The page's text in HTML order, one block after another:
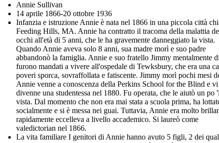
Annie Sullivan
14 aprile 1866-20 ottobre 1936
Infanzia e istruzione Annie è nata nel 1866 in una piccola città
Feeding Hills, MA. Annie ha contratto il tracoma della malattia
occhi all'età di 5 anni, che le ha gravemente danneggiato la vista.
Quando Annie aveva solo 8 anni, sua madre morì e suo padre
abbandonò la famiglia. Annie e suo fratello Jimmy mentalmente
furono mandati a vivere all'ospedale di Tewksbury, che era una
poveri sporca, sovraffollata e fatiscente. Jimmy morì pochi mesi
Annie venne a conoscenza della Perkins School for the Blind e vi
divenne una studentessa nel 1880. Fu operata, che le aiutò un po
vista. Dal momento che non era mai stata a scuola prima, ha
socialmente e si è messa nei guai. Tuttavia, Annie era molto
rapidamente eccelleva a livello accademico. Si laureò come
valedictorian nel 1866.
La vita familiare I genitori di Annie hanno avuto 5 figli, 2 dei